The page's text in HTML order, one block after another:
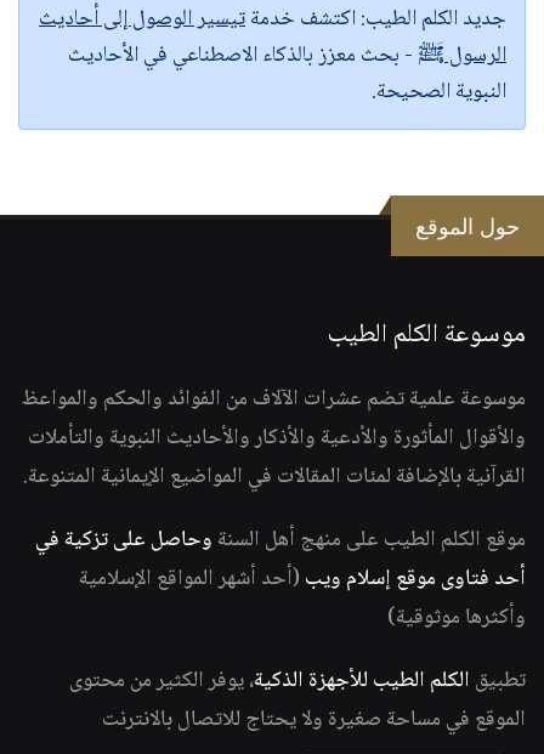
جديد الكلم الطيب:اكتشف خدمةتيسير الوصول إلى أحاديث
الرسول ﷺ - بحث معزز بالذكاء الاصطناعي في الأحاديث
النبوية الصحيحة.
حول الموقع
موسوعة الكلم الطيب
موسوعة علمية تضم عشرات الآلاف من الفوائد والحكم والمواعظ
والأقوال المأثورة والأدعية والأذكار والأحاديث النبوية والتأملات
القرآنية بالإضافة لمئات المقالات في المواضيع الإيمانية المتنوعة.
موقع الكلم الطيب على منهج أهل السنة وحاصل على تزكية في
أحد فتاوى موقع إسلام ويب (أحد أشهر المواقع الإسلامية
وأكثرها موثوقية)
تطبيق الكلم الطيب للأجهزة الذكية، يوفر الكثير من محتوى
الموقع في مساحة صغيرة ولا يحتاج للاتصال بالانترنت